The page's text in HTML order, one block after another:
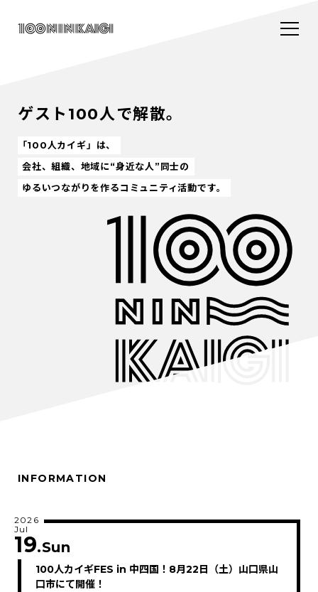
ゲスト100人で解散。
「100人カイギ」は、
会社、組織、地域に“身近な人”同士の
ゆるいつながりを作るコミュニティ活動です。
INFORMATION
100人カイギFES in 中四国！8月22日（土）山口県山
口市にて開催！
2026
Jul
19.Sun